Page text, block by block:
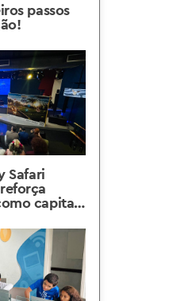
passos
Safari
capital